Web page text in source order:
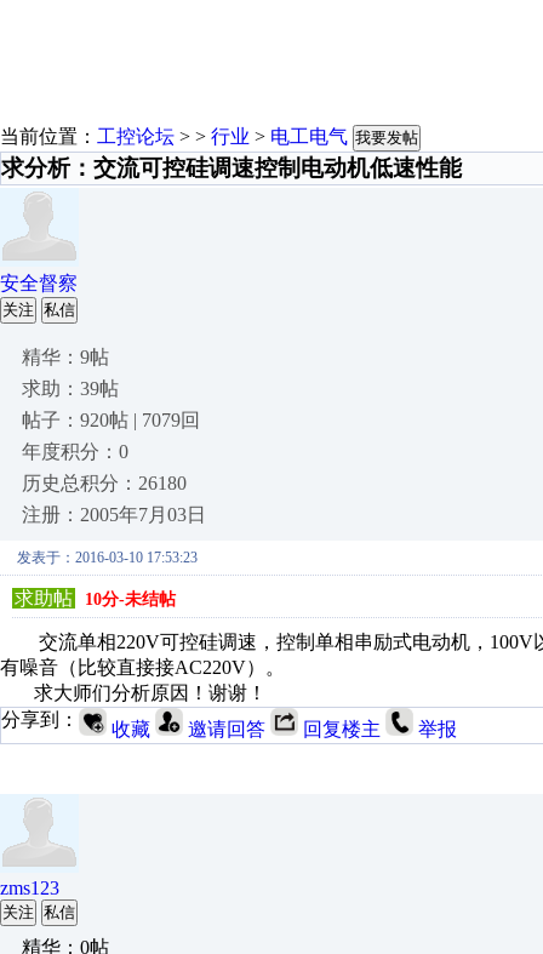
当前位置： 工控论坛 > > 行业 > 电工电气 我要发帖
求分析：交流可控硅调速控制电动机低速性能
安全督察
关注 私信
精华：9帖
求助：39帖
帖子：920帖 | 7079回
年度积分：0
历史总积分：26180
注册：2005年7月03日
发表于：2016-03-10 17:53:23
求助帖 10分-未结帖
交流单相220V可控硅调速，控制单相串励式电动机，100V
有噪音（比较直接接AC220V）。
求大师们分析原因！谢谢！
分享到：
收藏 邀请回答 回复楼主 举报
zms123
关注 私信
精华：0帖